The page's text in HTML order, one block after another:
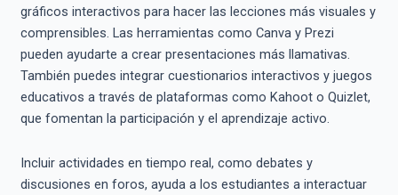
gráficos interactivos para hacer las lecciones más visuales y
comprensibles. Las herramientas como Canva y Prezi
pueden ayudarte a crear presentaciones más llamativas.
También puedes integrar cuestionarios interactivos y juegos
educativos a través de plataformas como Kahoot o Quizlet,
que fomentan la participación y el aprendizaje activo.
Incluir actividades en tiempo real, como debates y
discusiones en foros, ayuda a los estudiantes a interactuar